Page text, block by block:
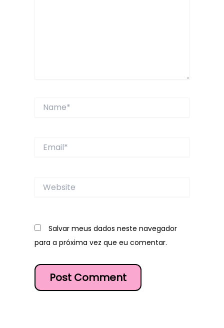
Website
Salvar meus dados neste navegador
para a próxima vez que eu comentar.